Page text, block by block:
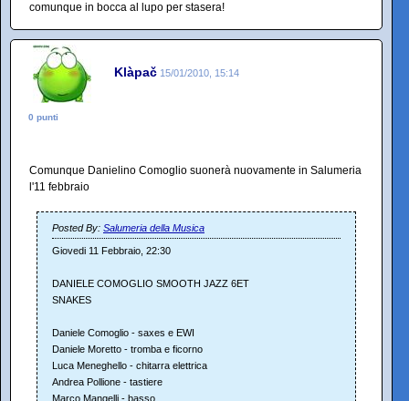
comunque in bocca al lupo per stasera!
Klàpač 15/01/2010, 15:14
0 punti
Comunque Danielino Comoglio suonerà nuovamente in Salumeria
l'11 febbraio
Posted By: Salumeria della Musica
Giovedi 11 Febbraio, 22:30
DANIELE COMOGLIO SMOOTH JAZZ 6ET
SNAKES
Daniele Comoglio - saxes e EWI
Daniele Moretto - tromba e ficorno
Luca Meneghello - chitarra elettrica
Andrea Pollione - tastiere
Marco Mangelli - basso